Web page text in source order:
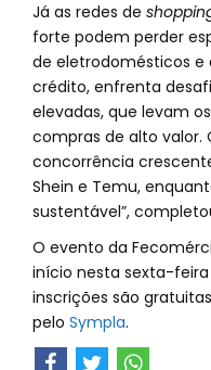
Já as redes de
forte podem perder
de eletrodomésticos e
crédito, enfrenta
elevadas, que levam
compras de alto valor.
concorrência
Shein e Temu,
sustentável”,
O evento da
início nesta sexta-feira
inscrições são
pelo Sympla.